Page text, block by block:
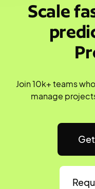
Scale
Join 10k+ teams
manage